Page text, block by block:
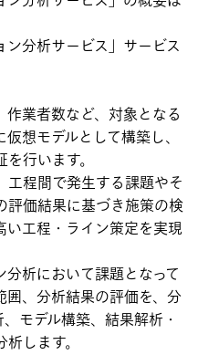
ン分析サービス」サービス
業者数など、対象となる
想モデルとして構築し、
行います。
程間で発生する課題やそ
評価結果に基づき施策の検
工程・ライン策定を実現
析において課題となって
囲、分析結果の評価を、分
モデル構築、結果解析・
します。